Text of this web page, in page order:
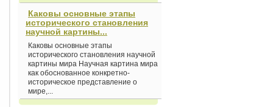
Каковы основные этапы
исторического становления
научной картины...
Каковы основные этапы
исторического становления научной
картины мира Научная картина мира
как обоснованное конкретно-
историческое представление о
мире,...